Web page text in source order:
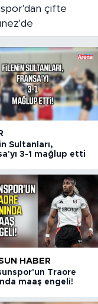
Sultanları,
3-1 mağlup etti
HABER
Traore
maaş engeli!